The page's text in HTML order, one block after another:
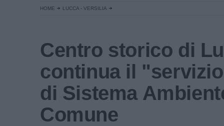
HOME LUCCA - VERSILIA
Centro storico di
continua il
di Sistema
Comune